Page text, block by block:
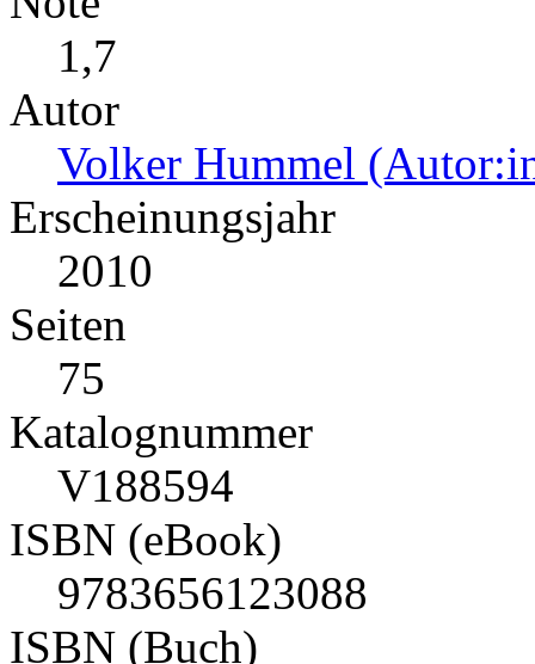
1,7
Autor
Volker Hummel
Erscheinungsjahr
2010
Seiten
75
Katalognummer
V188594
ISBN (eBook)
9783656123088
ISBN (Buch)